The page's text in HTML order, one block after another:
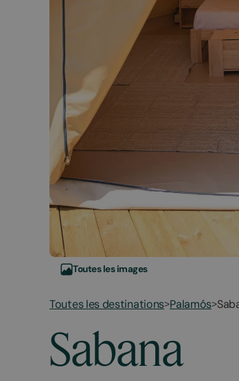
Toutes les images
Toutes les destinations>Palamós
2026
2026
>
Sabana